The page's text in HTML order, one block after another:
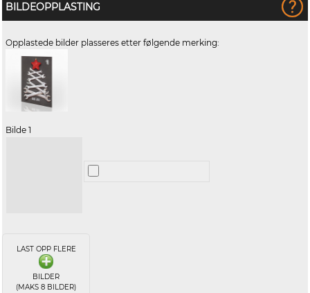
BILDEOPPLASTING
Opplastede bilder plasseres etter følgende merking:
Bilde 1
LAST OPP FLERE
BILDER
(MAKS 8 BILDER)